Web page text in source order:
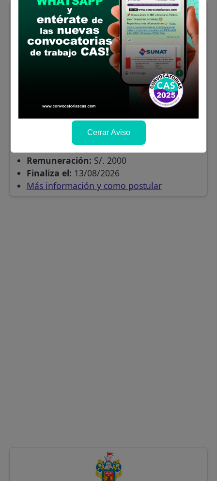
MUNICIPALIDAD DE AREQUIPA:
TÉCNICO ADMINISTRATIVO (SUB
GERENCIA DE TRANSPORTE
INTERURBANO Y ESPECIAL)
Se requiere:Bachiller en la carrera de
Derecho y/o Administración y/o Ing.
Industrial y/o afines
Arequipa
Remuneración: S/. 2000
Finaliza el: 13/08/2026
Más información y como postular
Cerrar Aviso